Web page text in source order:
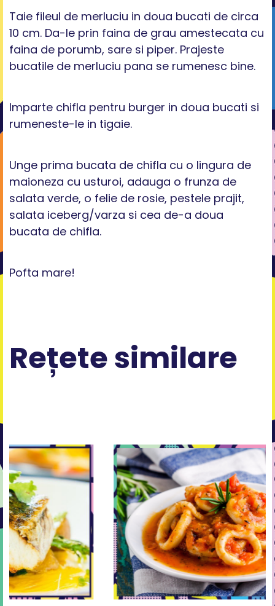
Taie fileul de merluciu in doua bucati de circa
10 cm. Da-le prin faina de grau amestecata cu
faina de porumb, sare si piper. Prajeste
bucatile de merluciu pana se rumenesc bine.
Imparte chifla pentru burger in doua bucati si
rumeneste-le in tigaie.
Unge prima bucata de chifla cu o lingura de
maioneza cu usturoi, adauga o frunza de
salata verde, o felie de rosie, pestele prajit,
salata iceberg/varza si cea de-a doua
bucata de chifla.
Pofta mare!
Rețete similare